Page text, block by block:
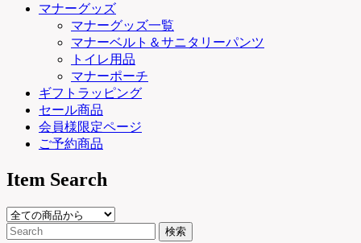
マナーグッズ
マナーグッズ一覧
マナーベルト＆サニタリーパンツ
トイレ用品
マナーポーチ
ギフトラッピング
セール商品
会員様限定ページ
ご予約商品
Item Search